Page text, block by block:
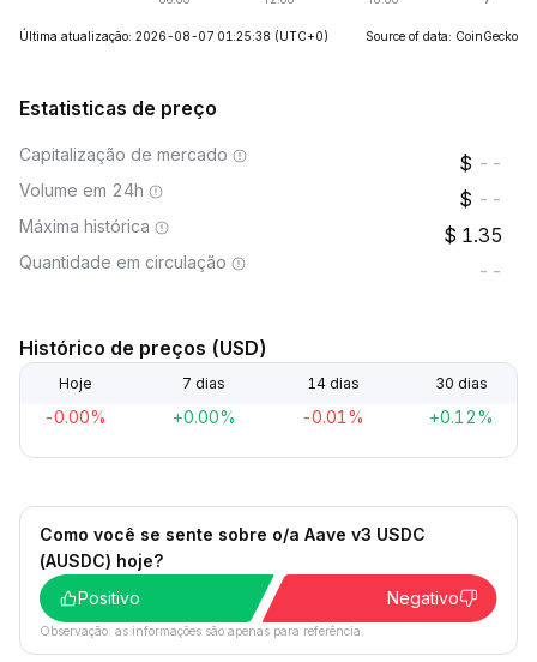
Última atualização: 2026-08-07 01:25:38 (UTC+0) Source of data: CoinGecko
Estatisticas de preço
Capitalização de mercado --
Volume em 24h --
Máxima histórica 1.35
Quantidade em circulação --
Histórico de preços (USD)
Hoje 7 dias 14 dias 30 dias
-0.00% +0.00% -0.01% +0.12%
Como você se sente sobre o/a Aave v3 USDC
(AUSDC) hoje?
Positivo
Negativo
Observação: as informações são apenas para referência.